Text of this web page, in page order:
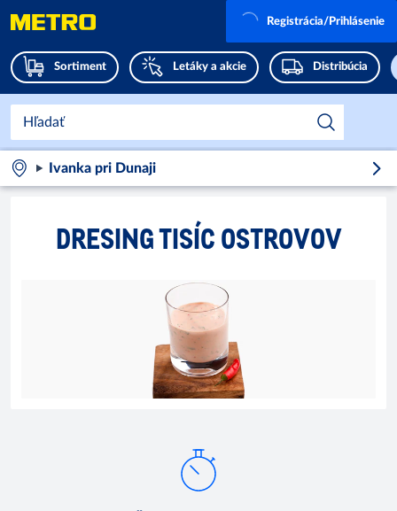
Sortiment Letáky a akcie Distribúcia
Registrácia/Prihlásenie
Ivanka pri Dunaji
DRESING TISÍC OSTROVOV